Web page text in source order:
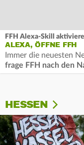
FFH Alexa-Skill
ALEXA, ÖFFNE FFH
Immer die neuesten
frage FFH nach den
HESSEN